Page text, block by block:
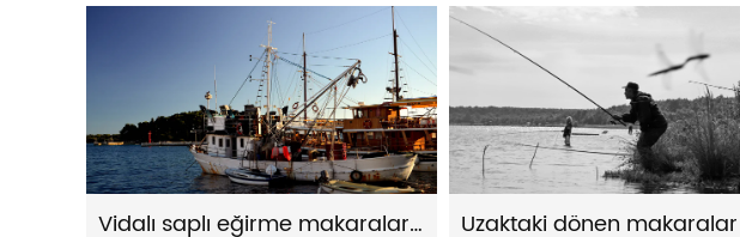
Vidalı saplı eğirme makaralarının stabilitesi nasıl artırılır